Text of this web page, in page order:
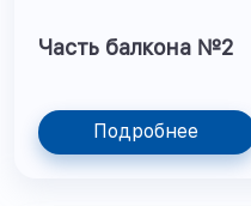
Часть балкона №2
Подробнее